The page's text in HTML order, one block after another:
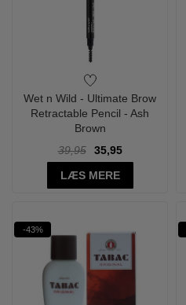
Wet n Wild - Ultimate Brow
Retractable Pencil - Ash
Brown
39,95
35,95
LÆS MERE
-43%